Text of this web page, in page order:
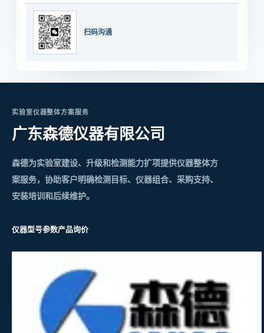
扫码沟通
实验室仪器整体方案服务
广东森德仪器有限公司
森德为实验室建设、升级和检测能力扩项提供仪器整体方
案服务，协助客户明确检测目标、仪器组合、采购支持、
安装培训和后续维护。
仪器型号参数产品询价